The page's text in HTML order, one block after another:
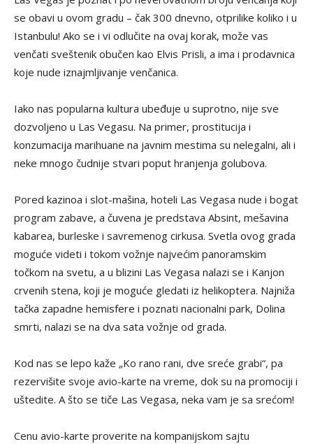
se obavi u ovom gradu – čak 300 dnevno, otprilike koliko i u
Istanbulu! Ako se i vi odlučite na ovaj korak, može vas
venčati sveštenik obučen kao Elvis Prisli, a ima i prodavnica
koje nude iznajmljivanje venčanica.
Iako nas popularna kultura ubeđuje u suprotno, nije sve
dozvoljeno u Las Vegasu. Na primer, prostitucija i
konzumacija marihuane na javnim mestima su nelegalni, ali i
neke mnogo čudnije stvari poput hranjenja golubova.
Pored kazinoa i slot-mašina, hoteli Las Vegasa nude i bogat
program zabave, a čuvena je predstava Absint, mešavina
kabarea, burleske i savremenog cirkusa. Svetla ovog grada
moguće videti i tokom vožnje najvećim panoramskim
točkom na svetu, a u blizini Las Vegasa nalazi se i Kanjon
crvenih stena, koji je moguće gledati iz helikoptera. Najniža
tačka zapadne hemisfere i poznati nacionalni park, Dolina
smrti, nalazi se na dva sata vožnje od grada.
Kod nas se lepo kaže „Ko rano rani, dve sreće grabi“, pa
rezervišite svoje avio-karte na vreme, dok su na promociji i
uštedite. A što se tiče Las Vegasa, neka vam je sa srećom!
Cenu avio-karte proverite na kompanijskom sajtu